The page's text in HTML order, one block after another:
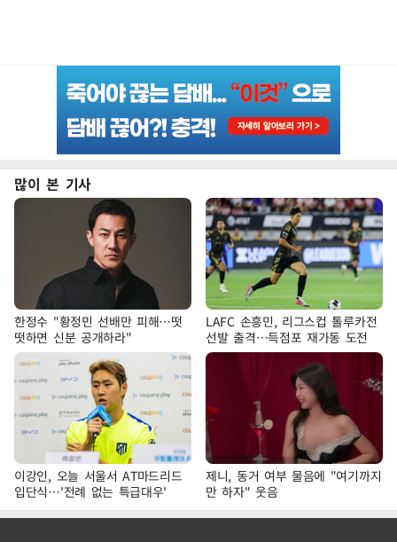
많이 본 기사
한정수 "황정민 선배만 피해…떳
떳하면 신분 공개하라"
LAFC 손흥민, 리그스컵 톨루카전
선발 출격…득점포 재가동 도전
이강인, 오늘 서울서 AT마드리드
입단식…'전례 없는 특급대우'
제니, 동거 여부 물음에 "여기까지
만 하자" 웃음